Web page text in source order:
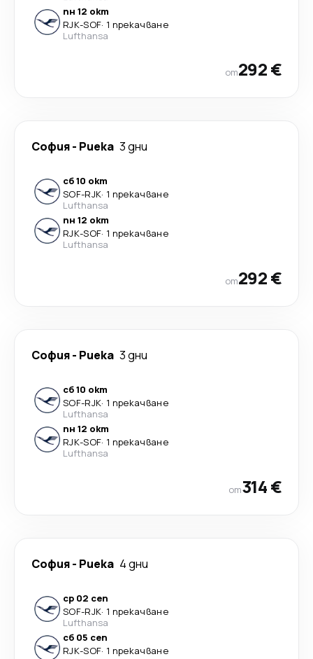
пн 12 окт
RJK-SOF· 1 прекачване
Lufthansa
от292 €
София- Риека 3 дни
сб 10 окт
SOF-RJK· 1 прекачване
Lufthansa
пн 12 окт
RJK-SOF· 1 прекачване
Lufthansa
от292 €
София- Риека 3 дни
сб 10 окт
SOF-RJK· 1 прекачване
Lufthansa
пн 12 окт
RJK-SOF· 1 прекачване
Lufthansa
от314 €
София- Риека 4 дни
ср 02 сеп
SOF-RJK· 1 прекачване
Lufthansa
сб 05 сеп
RJK-SOF· 1 прекачване